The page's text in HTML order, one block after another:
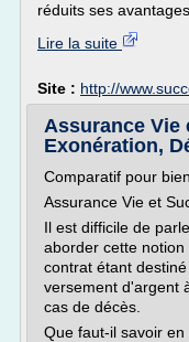
réduits ses
Lire la suite
Site : http://
Assurance Vie
Exonération,
Comparatif pour
Assurance Vie et
Il est difficile de
aborder cette
contrat étant
versement d'argent
cas de décès.
Que faut-il savoir